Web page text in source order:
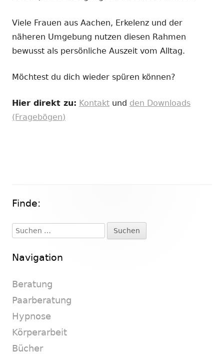
Viele Frauen aus Aachen, Erkelenz und der
näheren Umgebung nutzen diesen Rahmen
bewusst als persönliche Auszeit vom Alltag.
Möchtest du dich wieder spüren können?
Hier direkt zu: Kontakt und den Downloads
(Fragebögen)
Haupt-
Seitenleiste
Finde:
Suchen
nach:
Navigation
Beratung
Paarberatung
Hypnose
Körperarbeit
Bücher